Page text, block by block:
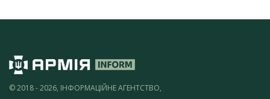
© 2018 - 2026, ІНФОРМАЦІЙНЕ АГЕНТСТВО,